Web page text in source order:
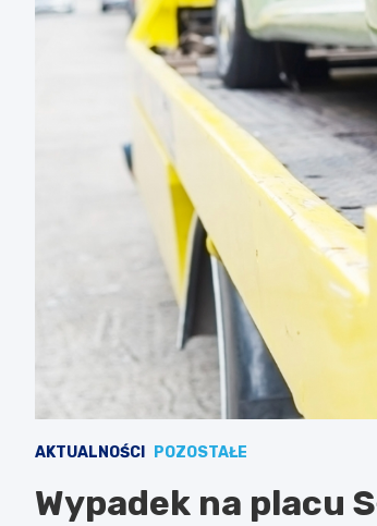
AKTUALNOŚCI POZOSTAŁE
Wypadek na placu